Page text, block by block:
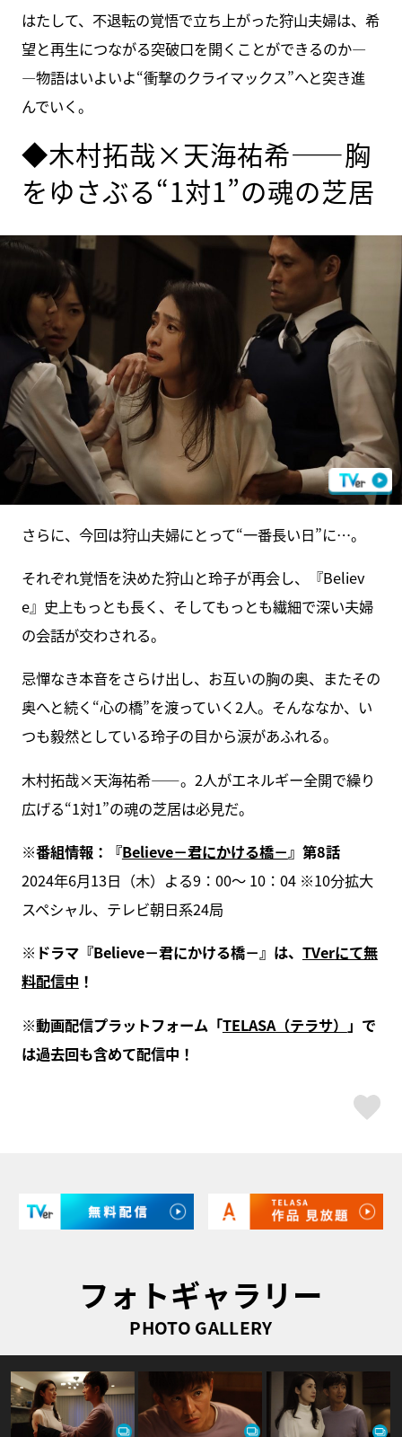
はたして、不退転の覚悟で立ち上がった狩山夫婦は、希
望と再生につながる突破口を開くことができるのか―
―物語はいよいよ“衝撃のクライマックス”へと突き進
んでいく。
◆木村拓哉×天海祐希――胸
をゆさぶる“1対1”の魂の芝居
さらに、今回は狩山夫婦にとって“一番長い日”に…。
それぞれ覚悟を決めた狩山と玲子が再会し、『Believ
e』史上もっとも長く、そしてもっとも繊細で深い夫婦
の会話が交わされる。
忌憚なき本音をさらけ出し、お互いの胸の奥、またその
奥へと続く“心の橋”を渡っていく2人。そんななか、い
つも毅然としている玲子の目から涙があふれる。
木村拓哉×天海祐希――。2人がエネルギー全開で繰り
広げる“1対1”の魂の芝居は必見だ。
※番組情報：『Believe－君にかける橋－』第8話
2024年6月13日（木）よる9：00～ 10：04 ※10分拡大
スペシャル、テレビ朝日系24局
※ ドラマ『Believe－君にかける橋－』は、 TVerにて無
料配信中 ！
※動画配信プラットフォーム「TELASA（テラサ） 」で
は過去回も含めて配信中！
フォトギャラリー
PHOTO GALLERY